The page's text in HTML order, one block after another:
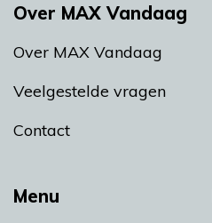
Menu
Over MAX Vandaag
Over MAX Vandaag
Veelgestelde vragen
Contact